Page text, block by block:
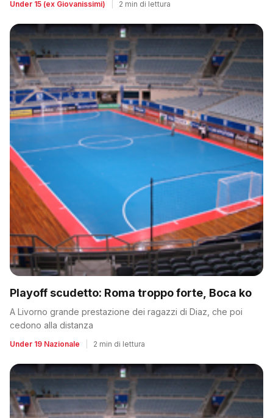
Under 15 (ex Giovanissimi) 2 min di lettura
Playoff scudetto: Roma troppo forte, Boca ko
A Livorno grande prestazione dei ragazzi di Diaz, che poi
cedono alla distanza
Under 19 Nazionale 2 min di lettura